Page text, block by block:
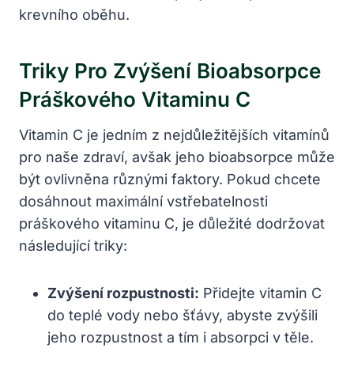
krevního oběhu.
Triky Pro Zvýšení Bioabsorpce⁢
Práškového Vitaminu C
Vitamin ⁢C je jedním z nejdůležitějších vitamínů
pro ​naše zdraví, avšak jeho bioabsorpce může
být ovlivněna různými faktory. Pokud chcete
dosáhnout maximální vstřebatelnosti
práškového vitaminu C, je důležité⁢ dodržovat
následující triky:
Zvýšení rozpustnosti: Přidejte vitamin C
do teplé ‍vody‌ nebo šťávy, abyste zvýšili
jeho rozpustnost a tím‍ i absorpci v⁢ těle.